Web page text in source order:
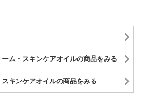
ム・スキンケアオイルの商品をみる
キンケアオイルの商品をみる